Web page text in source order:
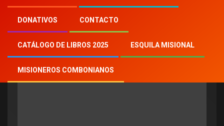
DONATIVOS CONTACTO
CATÁLOGO DE LIBROS 2025 ESQUILA MISIONAL
MISIONEROS COMBONIANOS
postulante comboniano